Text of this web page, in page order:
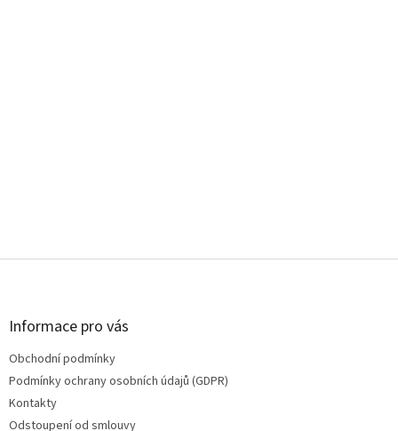
Z
Informace pro vás
Obchodní podmínky
Podmínky ochrany osobních údajů (GDPR)
Kontakty
Odstoupení od smlouvy